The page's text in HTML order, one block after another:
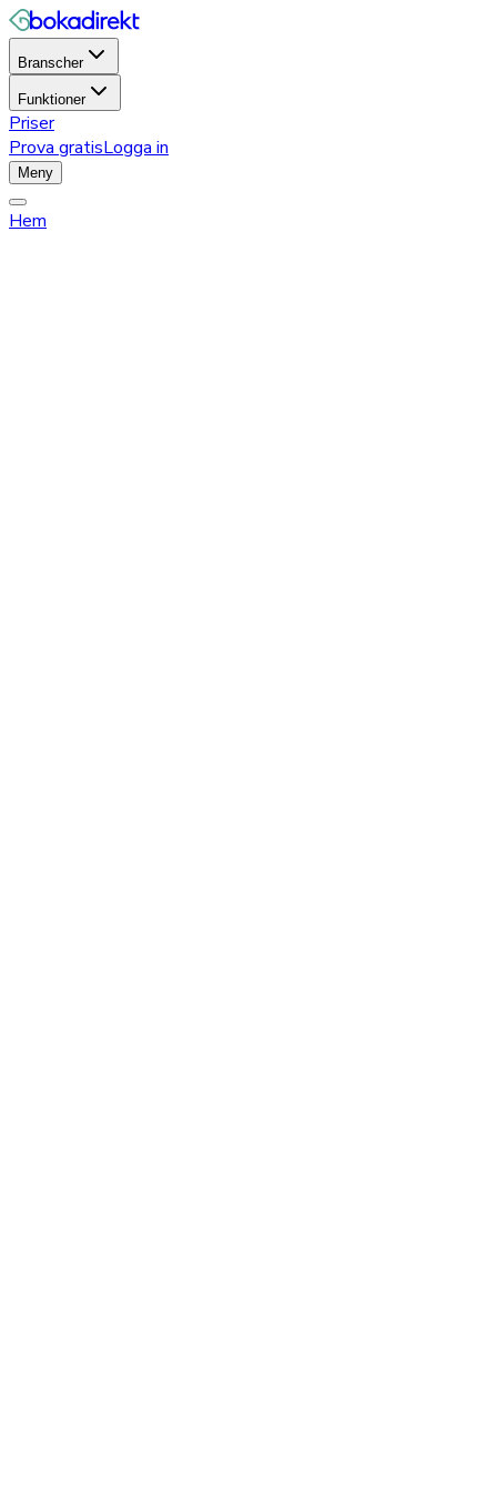
Branscher
Funktioner
Priser
Prova gratisLogga in
Meny
Hem